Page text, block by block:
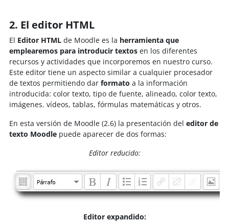
2. El editor HTML
El Editor HTML de Moodle es la herramienta que
emplearemos para introducir textos en los diferentes
recursos y actividades que incorporemos en nuestro curso.
Este editor tiene un aspecto similar a cualquier procesador
de textos permitiendo dar formato a la información
introducida: color texto, tipo de fuente, alineado, color texto,
imágenes. vídeos, tablas, fórmulas matemáticas y otros.
En esta versión de Moodle (2.6) la presentación del editor de
texto Moodle puede aparecer de dos formas:
Editor reducido:
Editor expandido: